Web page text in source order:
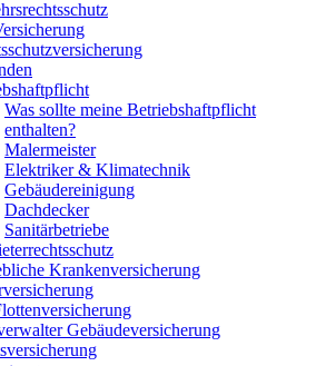
Was sollte meine Betriebshaftpflicht
enthalten?
Malermeister
Elektriker & Klimatechnik
Gebäudereinigung
Dachdecker
Sanitärbetriebe
Krankenversicherung
Gebäudeversicherung